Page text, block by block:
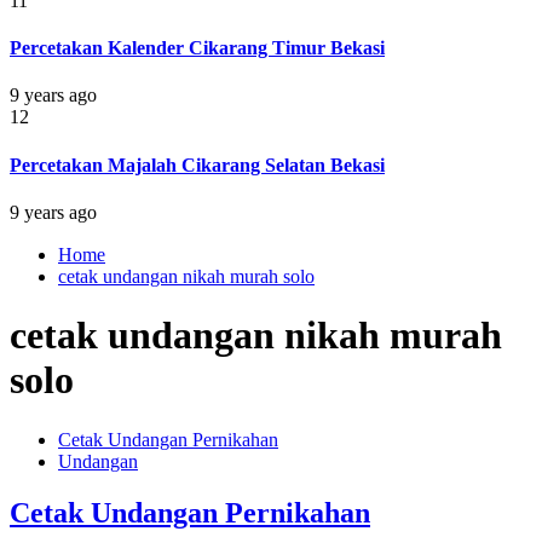
Percetakan Kalender Cikarang Timur Bekasi
9 years ago
12
Percetakan Majalah Cikarang Selatan Bekasi
9 years ago
Home
cetak undangan nikah murah solo
cetak undangan nikah murah
solo
Cetak Undangan Pernikahan
Undangan
Cetak Undangan Pernikahan